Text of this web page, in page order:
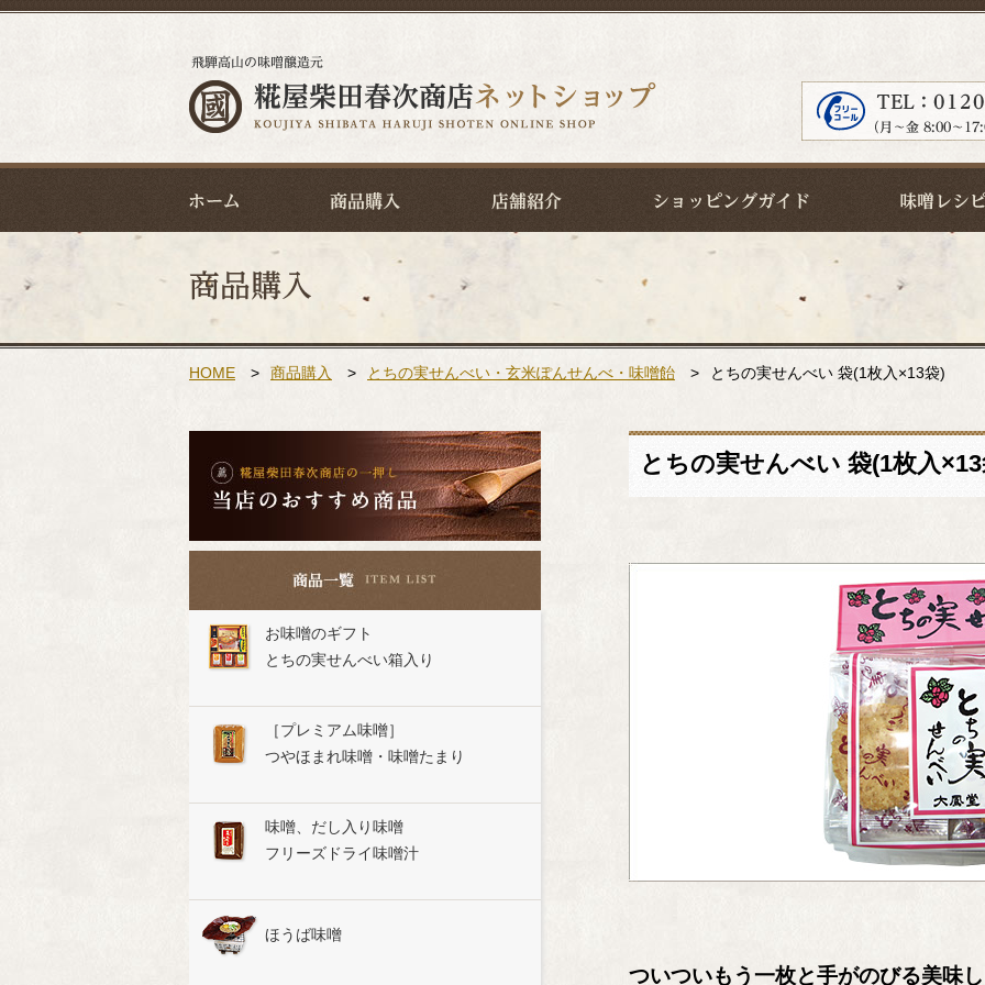
HOME > 商品購入 > とちの実せんべい・玄米ぽんせんべ・味噌飴 > とちの実せんべい 袋(1枚入×13袋)
とちの実せんべい 袋(1枚入
ついついもう一枚と手がのびる美味
お味噌のギフト
とちの実せんべい箱入り
［プレミアム味噌］
つやほまれ味噌・味噌たまり
味噌、だし入り味噌
フリーズドライ味噌汁
ほうば味噌